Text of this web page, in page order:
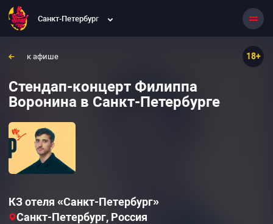
Санкт-Петербург
к афише 18+
Стендап-концерт Филиппа
Воронина в Санкт-Петербурге
КЗ отеля «Санкт-Петербург»
Санкт-Петербург, Россия